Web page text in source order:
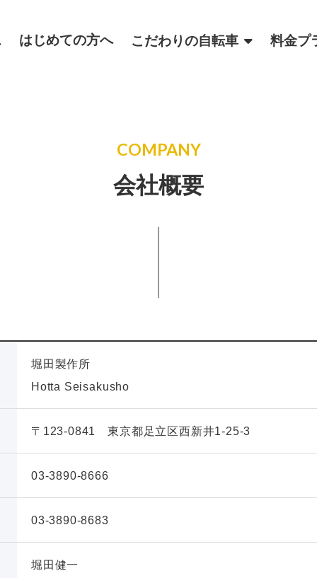
はじめての方へ こだわりの自転車 料金プ
COMPANY
会社概要
堀田製作所
Hotta Seisakusho
〒123-0841 東京都足立区西新井1-25-3
03-3890-8666
03-3890-8683
堀田健一